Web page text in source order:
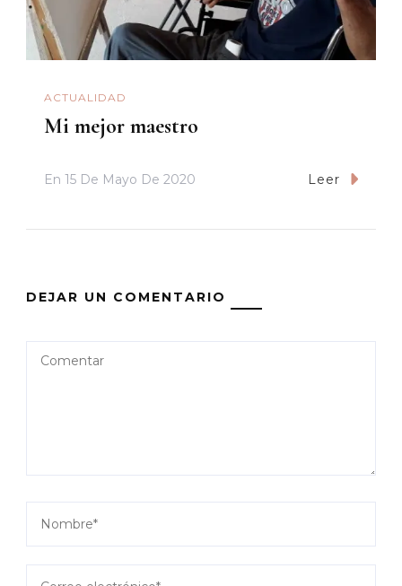
ACTUALIDAD
Mi mejor maestro
En 15 De Mayo De 2020 Leer
DEJAR UN COMENTARIO